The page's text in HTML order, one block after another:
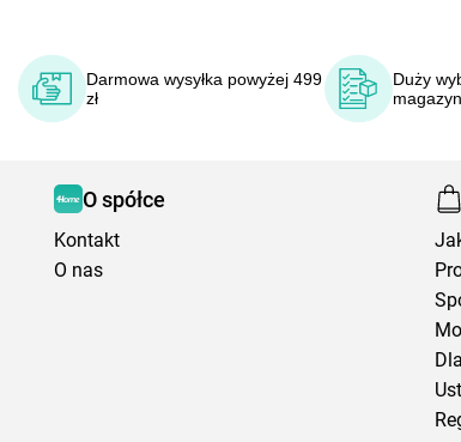
Darmowa wysyłka powyżej 499
zł
Duży
O spółce
Kontakt
O nas